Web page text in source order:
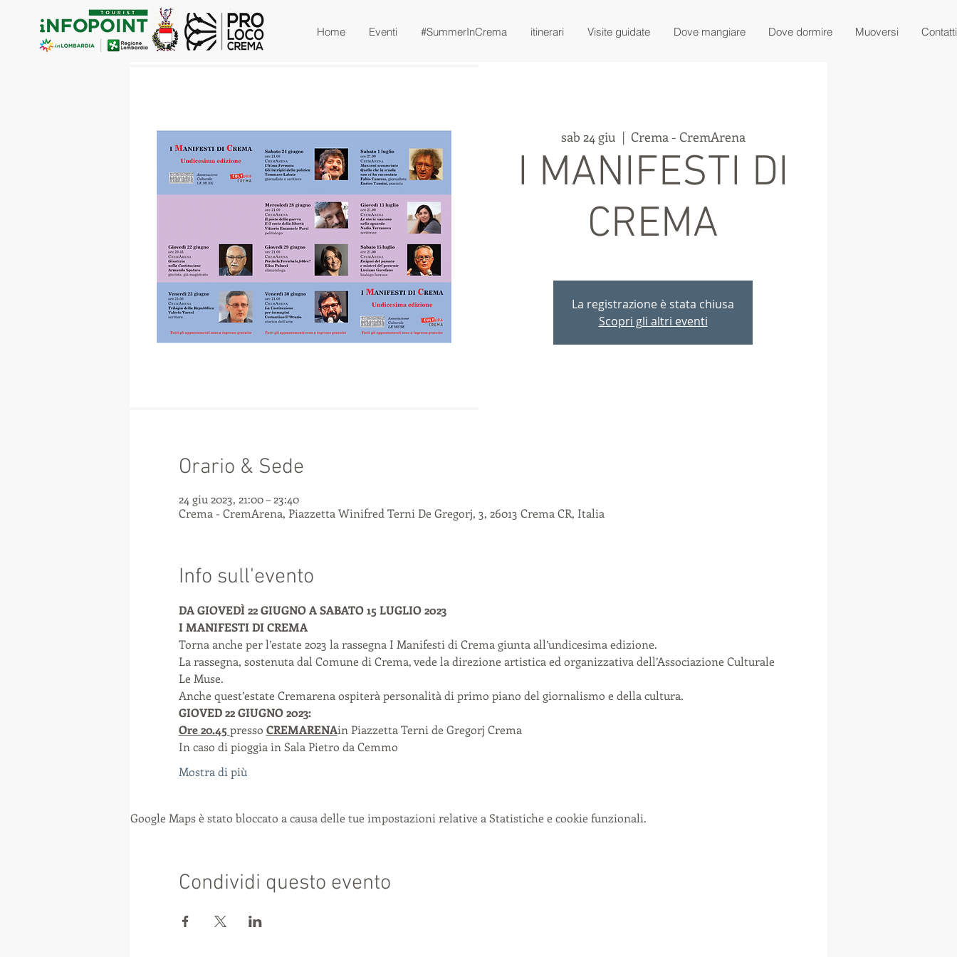
Home Eventi #SummerInCrema itinerari Visite guidate Dove mangiare Dove dormire Muoversi Contatti
sab 24 giu
  |
Crema - CremArena
I MANIFESTI DI
CREMA
La registrazione è stata chiusa
Scopri gli altri eventi
Orario & Sede
24 giu 2023, 21:00 – 23:40
Crema - CremArena, Piazzetta Winifred Terni De Gregorj, 3, 26013 Crema CR, Italia
Info sull'evento
DA GIOVEDÌ 22 GIUGNO A SABATO 15 LUGLIO 2023
I MANIFESTI DI CREMA
Torna anche per l’estate 2023 la rassegna I Manifesti di Crema giunta all’undicesima edizione.
La rassegna, sostenuta dal Comune di Crema, vede la direzione artistica ed organizzativa dell’Associazione Culturale
Le Muse.
Anche quest’estate Cremarena ospiterà personalità di primo piano del giornalismo e della cultura.
GIOVED 22 GIUGNO 2023:
Ore 20.45 presso CREMARENAin Piazzetta Terni de Gregorj Crema
In caso di pioggia in Sala Pietro da Cemmo
Mostra di più
Google Maps è stato bloccato a causa delle tue impostazioni relative a Statistiche e cookie funzionali.
Condividi questo evento